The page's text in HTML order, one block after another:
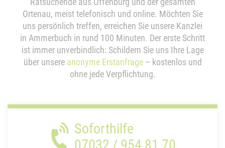
Ortenau, meist telefonisch und online. Möchten Sie
uns persönlich treffen, erreichen Sie unsere Kanzlei
in Ammerbuch in rund 100 Minuten. Der erste Schritt
ist immer unverbindlich: Schildern Sie uns Ihre Lage
über unsere anonyme Erstanfrage– kostenlos und
ohne jede Verpflichtung.
Soforthilfe